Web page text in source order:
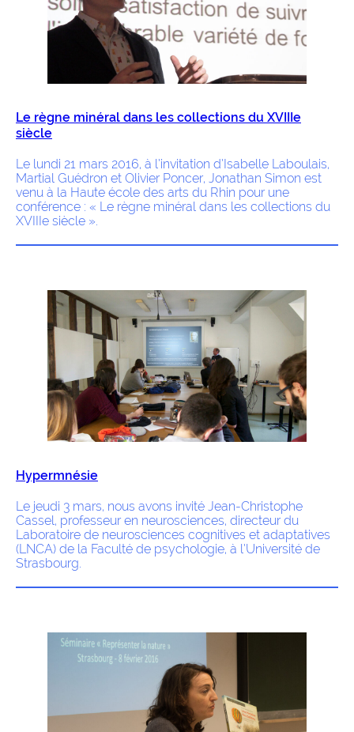
Le règne minéral dans les collections du XVIIIe
siècle
Le lundi 21 mars 2016, à l’invitation d’Isabelle Laboulais,
Martial Guédron et Olivier Poncer, Jonathan Simon est
venu à la Haute école des arts du Rhin pour une
conférence : « Le règne minéral dans les collections du
XVIIIe siècle ».
Hypermnésie
Le jeudi 3 mars, nous avons invité Jean-Christophe
Cassel, professeur en neurosciences, directeur du
Laboratoire de neurosciences cognitives et adaptatives
(LNCA) de la Faculté de psychologie, à l’Université de
Strasbourg.